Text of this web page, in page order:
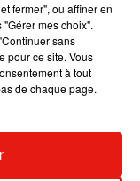
prescrits
de grandes
que les
prescription est
chez elles".
fermer", ou affiner en
mes choix".
sans
pour ce site. Vous
à tout
de chaque page.